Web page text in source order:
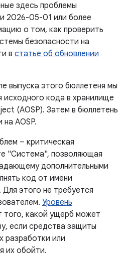
здесь проблемы
2026-05-01 или более
о том, как проверить
безопасности на
в статье об обновлении
выпуска этого бюллетеня мы
исходного кода в хранилище
(AOSP). Затем в бюллетень
AOSP.
– критическая
"Система", позволяющая
дополнительными
код от имени
этого не требуется
Уровень
того, какой ущерб может
если средства защиты
разработки или
их обойти.